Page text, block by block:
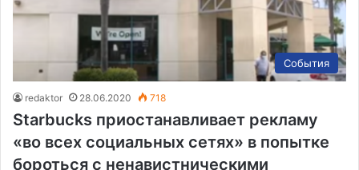
События
redaktor 28.06.2020 718
Starbucks приостанавливает рекламу
«во всех социальных сетях» в попытке
бороться с ненавистническими